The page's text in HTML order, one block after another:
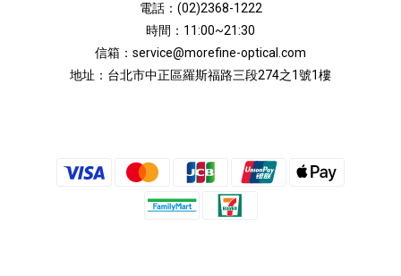
電話： (02)2368-1222
時間：11:00~21:30
信箱： service@morefine-optical.com
地址： 台北市中正區羅斯福路三段274之1號1樓